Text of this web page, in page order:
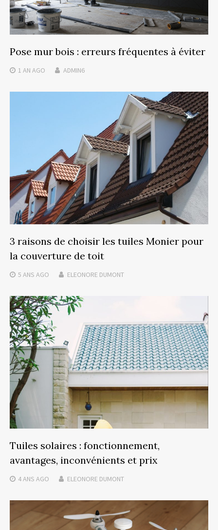
Pose mur bois : erreurs fréquentes à éviter
1 AN AGO ADMIN6
3 raisons de choisir les tuiles Monier pour
la couverture de toit
5 ANS AGO ELEONORE DUMONT
Tuiles solaires : fonctionnement,
avantages, inconvénients et prix
4 ANS AGO ELEONORE DUMONT